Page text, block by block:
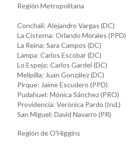
Región Metropolitana
Conchalí: Alejandro Vargas (DC)
La Cisterna: Orlando Morales (PPD)
La Reina: Sara Campos (DC)
Lampa: Carlos Escobar (DC)
Lo Espejo: Carlos Gardel (DC)
Melipilla: Juan González (DC)
Pirque: Jaime Escudero (PPD)
Pudahuel: Mónica Sánchez (PRO)
Providencia: Verónica Pardo (Ind.)
San Miguel: David Navarro (PR)
Región de O'Higgins